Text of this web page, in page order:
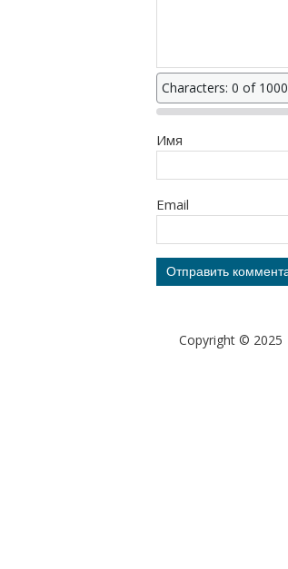
Characters: 0 of 1000
Имя
Email
Copyright © 2025